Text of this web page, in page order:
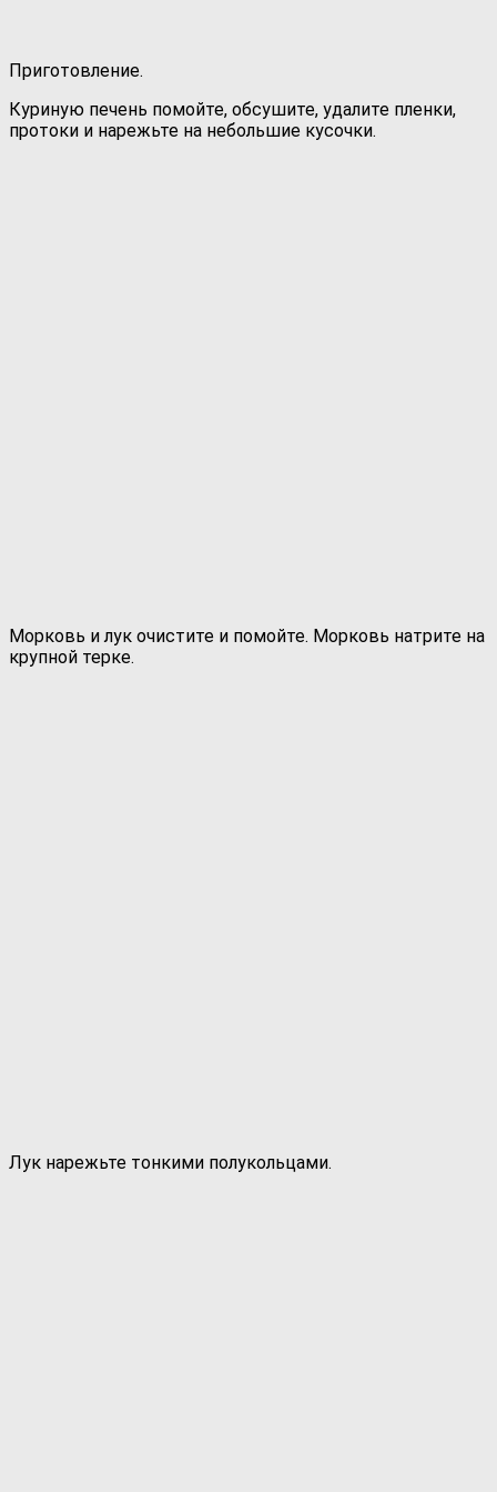
Приготовление.
Куриную печень помойте, обсушите, удалите пленки,
протоки и нарежьте на небольшие кусочки.
Морковь и лук очистите и помойте. Морковь натрите на
крупной терке.
Лук нарежьте тонкими полукольцами.